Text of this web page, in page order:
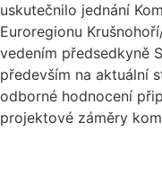
uskutečnilo jednání
Euroregionu
vedením předsedkyně
především na aktuální
odborné hodnocení
projektové záměry